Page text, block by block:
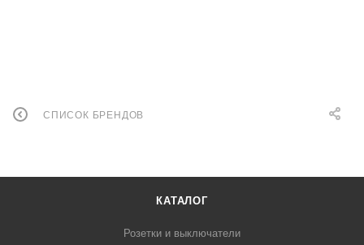
СПИСОК БРЕНДОВ
КАТАЛОГ
Розетки и выключатели